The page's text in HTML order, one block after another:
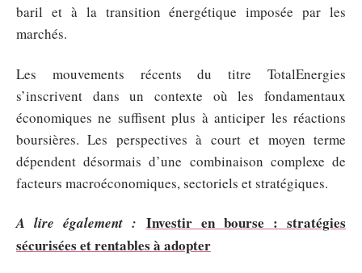
baril et à la transition énergétique imposée par les
marchés.
Les mouvements récents du titre TotalEnergies
s’inscrivent dans un contexte où les fondamentaux
économiques ne suffisent plus à anticiper les réactions
boursières. Les perspectives à court et moyen terme
dépendent désormais d’une combinaison complexe de
facteurs macroéconomiques, sectoriels et stratégiques.
A lire également : Investir en bourse : stratégies
sécurisées et rentables à adopter